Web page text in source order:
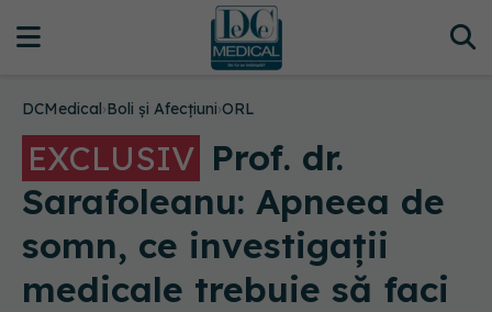
DCMedical›Boli și Afecțiuni›ORL
EXCLUSIV Prof. dr.
Sarafoleanu: Apneea de
somn, ce investigații
medicale trebuie să faci